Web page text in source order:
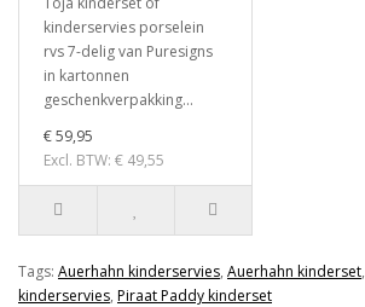
kinderservies porselein
rvs 7-delig van Puresigns
in kartonnen
geschenkverpakking...
€ 59,95
Excl. BTW: € 49,55
Tags: Auerhahn kinderservies, Auerhahn kinderset,
kinderservies, Piraat Paddy kinderset